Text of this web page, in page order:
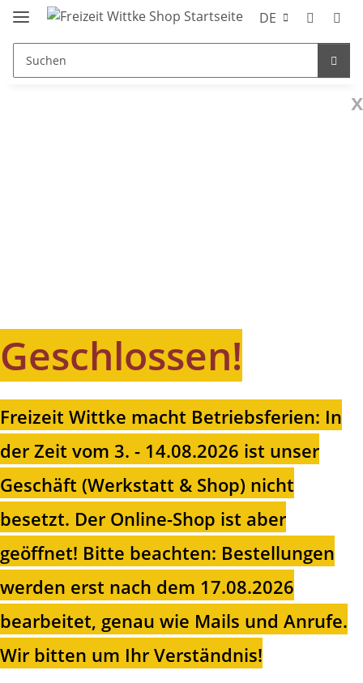
DE
x
Geschlossen!
Freizeit Wittke macht Betriebsferien: In
der Zeit vom 3. - 14.08.2026 ist unser
Geschäft (Werkstatt & Shop) nicht
besetzt. Der Online-Shop ist aber
geöffnet! Bitte beachten: Bestellungen
werden erst nach dem 17.08.2026
bearbeitet, genau wie Mails und Anrufe.
Wir bitten um Ihr Verständnis!